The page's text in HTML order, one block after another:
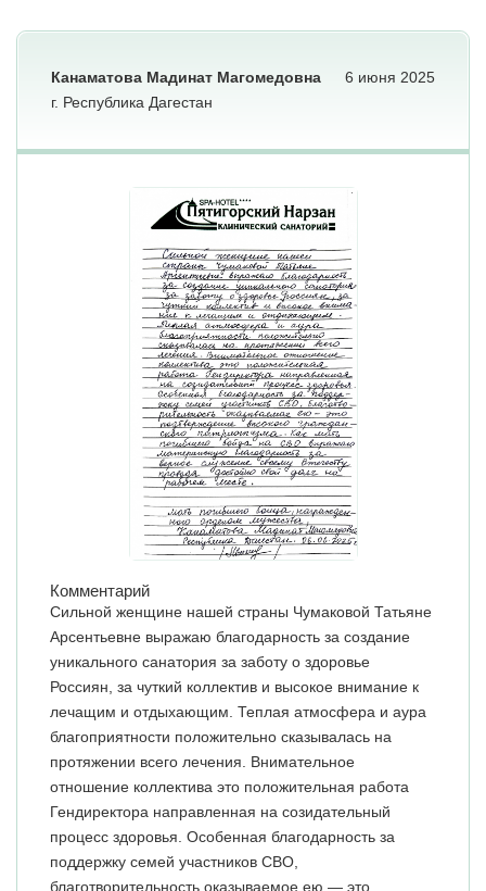
6 июня 2025
Канаматова Мадинат Магомедовна
г. Республика Дагестан
Комментарий
Сильной женщине нашей страны Чумаковой Татьяне
Арсентьевне выражаю благодарность за создание
уникального санатория за заботу о здоровье
Россиян, за чуткий коллектив и высокое внимание к
лечащим и отдыхающим. Теплая атмосфера и аура
благоприятности положительно сказывалась на
протяжении всего лечения. Внимательное
отношение коллектива это положительная работа
Гендиректора направленная на созидательный
процесс здоровья. Особенная благодарность за
поддержку семей участников СВО,
благотворительность оказываемое ею — это